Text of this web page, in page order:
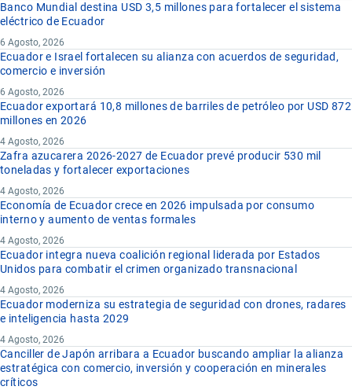
Banco Mundial destina USD 3,5 millones para fortalecer el sistema
eléctrico de Ecuador
6 Agosto, 2026
Ecuador e Israel fortalecen su alianza con acuerdos de seguridad,
comercio e inversión
6 Agosto, 2026
Ecuador exportará 10,8 millones de barriles de petróleo por USD 872
millones en 2026
4 Agosto, 2026
Zafra azucarera 2026-2027 de Ecuador prevé producir 530 mil
toneladas y fortalecer exportaciones
4 Agosto, 2026
Economía de Ecuador crece en 2026 impulsada por consumo
interno y aumento de ventas formales
4 Agosto, 2026
Ecuador integra nueva coalición regional liderada por Estados
Unidos para combatir el crimen organizado transnacional
4 Agosto, 2026
Ecuador moderniza su estrategia de seguridad con drones, radares
e inteligencia hasta 2029
4 Agosto, 2026
Canciller de Japón arribara a Ecuador buscando ampliar la alianza
estratégica con comercio, inversión y cooperación en minerales
críticos